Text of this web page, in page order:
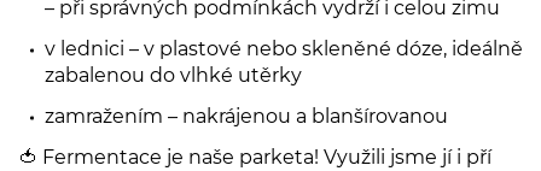
– při správných podmínkách vydrží i celou zimu
v lednici – v plastové nebo skleněné dóze, ideálně
zabalenou do vlhké utěrky
zamražením – nakrájenou a blanšírovanou
🍅 Fermentace je naše parketa! Využili jsme jí i pří